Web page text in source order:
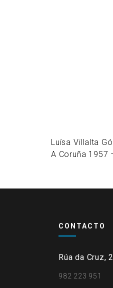
Luísa Villalta
A Coruña 1957
CONTACTO
Rúa da Cruz,
982 223 951